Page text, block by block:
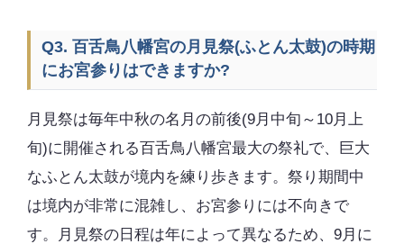
Q3. 百舌鳥八幡宮の月見祭(ふとん太鼓)の時期
にお宮参りはできますか?
月見祭は毎年中秋の名月の前後(9月中旬～10月上
旬)に開催される百舌鳥八幡宮最大の祭礼で、巨大
なふとん太鼓が境内を練り歩きます。祭り期間中
は境内が非常に混雑し、お宮参りには不向きで
す。月見祭の日程は年によって異なるため、9月に